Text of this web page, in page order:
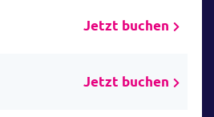
Jetzt buchen
Jetzt buchen